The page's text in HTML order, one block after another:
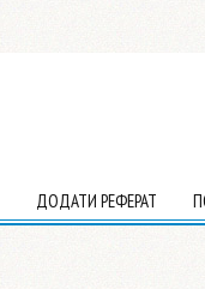
ДОДАТИ РЕФЕРАТ